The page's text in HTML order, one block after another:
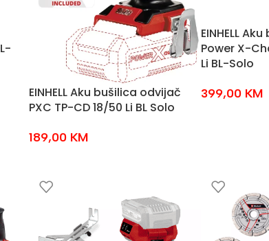
EINHELL Aku bušilica odvijač
PXC TP-CD 18/50 Li BL Solo
189,00 KM
EINHELL
Power X-
Li BL-Solo
399,00 KM